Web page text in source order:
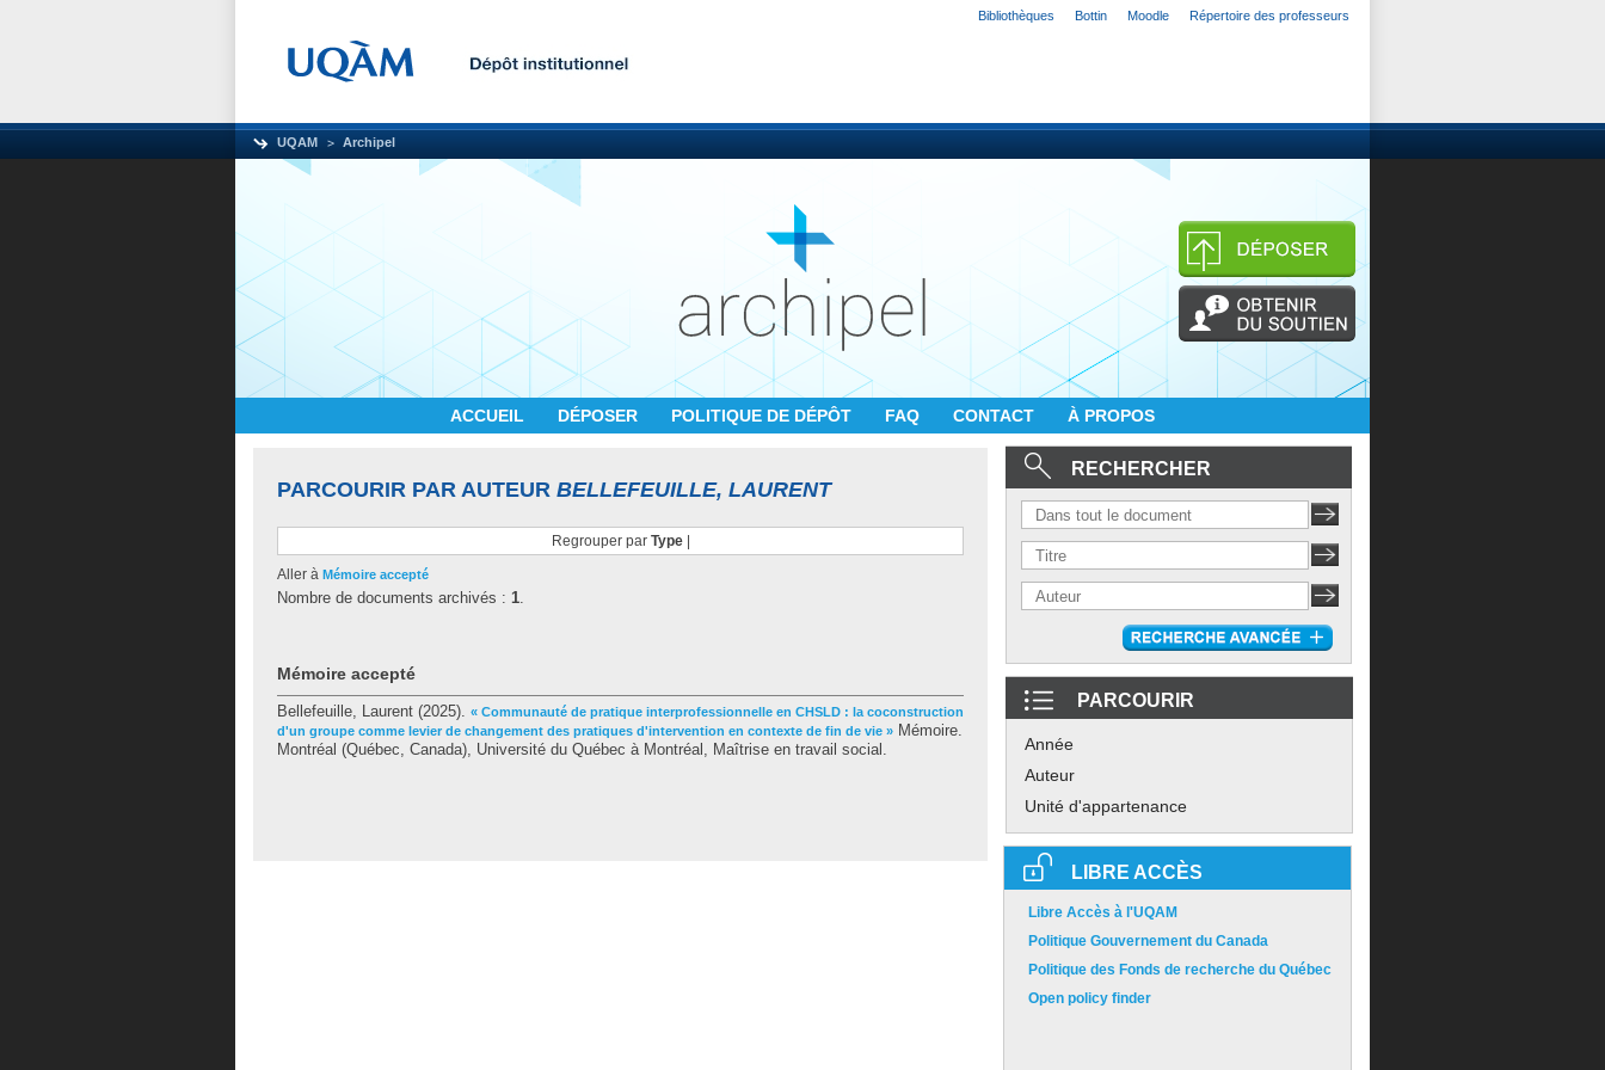
Bibliothèques Bottin Moodle Répertoire des professeurs
UQAM Archipel
ACCUEIL DÉPOSER POLITIQUE DE DÉPÔT FAQ CONTACT À PROPOS
PARCOURIR PAR AUTEUR BELLEFEUILLE, LAURENT
Regrouper par Type|
Aller à Mémoire accepté
Nombre de documents archivés : 1.
Mémoire accepté
Bellefeuille, Laurent (2025). « Communauté de pratique interprofessionnelle en CHSLD : la coconstruction
d'un groupe comme levier de changement des pratiques d'intervention en contexte de fin de vie » Mémoire.
Montréal (Québec, Canada), Université du Québec à Montréal, Maîtrise en travail social.
RECHERCHER
PARCOURIR
Année
Auteur
Unité d'appartenance
LIBRE ACCÈS
Libre Accès à l'UQAM
Politique Gouvernement du Canada
Politique des Fonds de recherche du Québec
Open policy finder